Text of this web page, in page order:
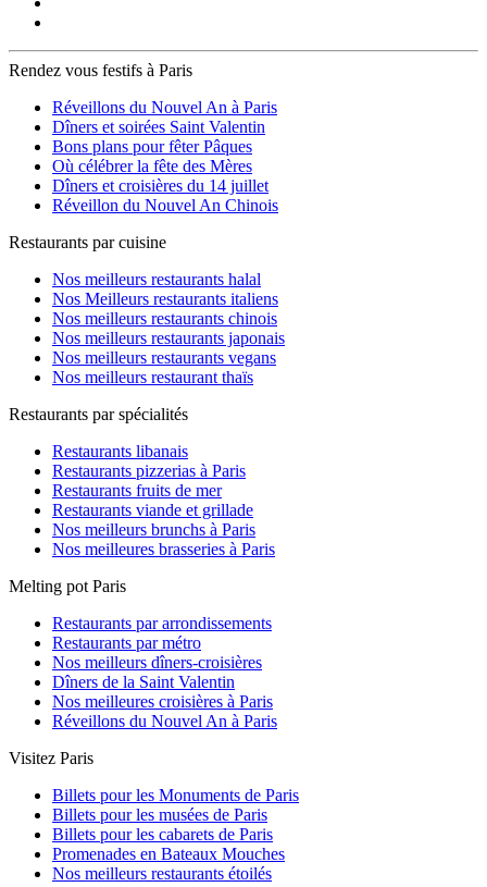
Rendez vous festifs à Paris
Réveillons du Nouvel An à Paris
Dîners et soirées Saint Valentin
Bons plans pour fêter Pâques
Où célébrer la fête des Mères
Dîners et croisières du 14 juillet
Réveillon du Nouvel An Chinois
Restaurants par cuisine
Nos meilleurs restaurants halal
Nos Meilleurs restaurants italiens
Nos meilleurs restaurants chinois
Nos meilleurs restaurants japonais
Nos meilleurs restaurants vegans
Nos meilleurs restaurant thaïs
Restaurants par spécialités
Restaurants libanais
Restaurants pizzerias à Paris
Restaurants fruits de mer
Restaurants viande et grillade
Nos meilleurs brunchs à Paris
Nos meilleures brasseries à Paris
Melting pot Paris
Restaurants par arrondissements
Restaurants par métro
Nos meilleurs dîners-croisières
Dîners de la Saint Valentin
Nos meilleures croisières à Paris
Réveillons du Nouvel An à Paris
Visitez Paris
Billets pour les Monuments de Paris
Billets pour les musées de Paris
Billets pour les cabarets de Paris
Promenades en Bateaux Mouches
Nos meilleurs restaurants étoilés